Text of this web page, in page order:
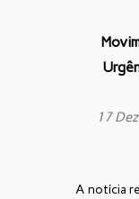
17
A notícia